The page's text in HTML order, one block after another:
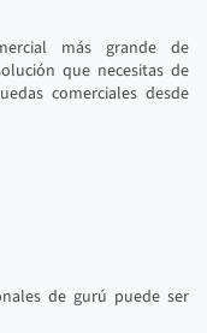
más grande de
que necesitas de
comerciales desde
de gurú puede ser